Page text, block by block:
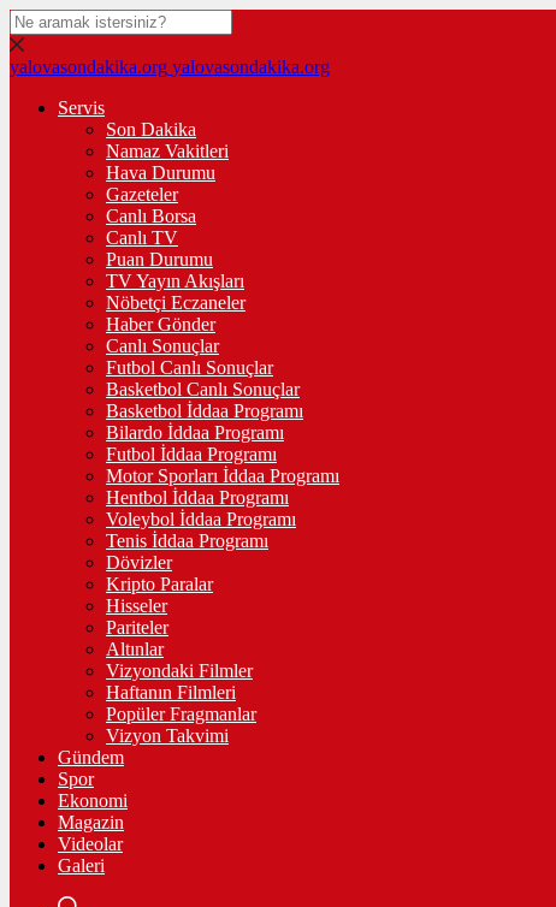
yalovasondakika.org yalovasondakika.org
Servis
Son Dakika
Namaz Vakitleri
Hava Durumu
Gazeteler
Canlı Borsa
Canlı TV
Puan Durumu
TV Yayın Akışları
Nöbetçi Eczaneler
Haber Gönder
Canlı Sonuçlar
Futbol Canlı Sonuçlar
Basketbol Canlı Sonuçlar
Basketbol İddaa Programı
Bilardo İddaa Programı
Futbol İddaa Programı
Motor Sporları İddaa Programı
Hentbol İddaa Programı
Voleybol İddaa Programı
Tenis İddaa Programı
Dövizler
Kripto Paralar
Hisseler
Pariteler
Altınlar
Vizyondaki Filmler
Haftanın Filmleri
Popüler Fragmanlar
Vizyon Takvimi
Gündem
Spor
Ekonomi
Magazin
Videolar
Galeri